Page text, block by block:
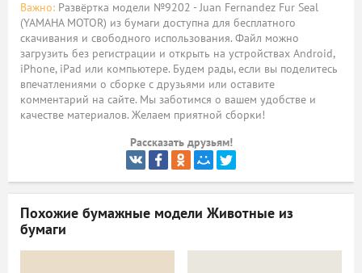
Важно: Развёртка модели №9202 - Juan Fernandez Fur Seal
(YAMAHA MOTOR) из бумаги доступна для бесплатного
скачивания и свободного использования. Файл можно
загрузить без регистрации и открыть на устройствах Android,
iPhone, iPad или компьютере. Будем рады, если вы поделитесь
впечатлениями о сборке с друзьями или оставите
комментарий на сайте. Мы заботимся о вашем удобстве и
качестве материалов. Желаем приятной сборки!
Рассказать друзьям!
Похожие бумажные модели Животные из
бумаги